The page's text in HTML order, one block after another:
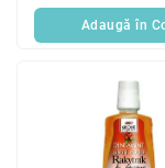
Adaugă în